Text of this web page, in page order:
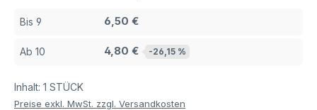
Bis 9 6,50 €
Ab 10 4,80 € -26,15 %
Inhalt: 1 STÜCK
Preise exkl. MwSt. zzgl. Versandkosten